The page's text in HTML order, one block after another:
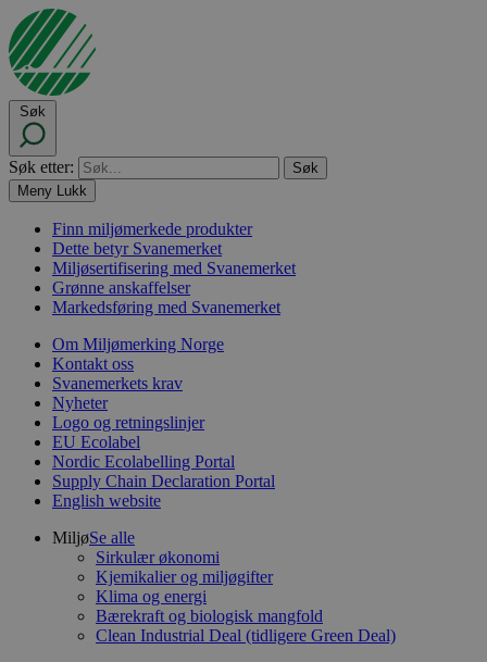
Søk
Søk etter:
Meny Lukk
Finn miljømerkede produkter
Dette betyr Svanemerket
Miljøsertifisering med Svanemerket
Grønne anskaffelser
Markedsføring med Svanemerket
Om Miljømerking Norge
Kontakt oss
Svanemerkets krav
Nyheter
Logo og retningslinjer
EU Ecolabel
Nordic Ecolabelling Portal
Supply Chain Declaration Portal
English website
MiljøSe alle
Sirkulær økonomi
Kjemikalier og miljøgifter
Klima og energi
Bærekraft og biologisk mangfold
Clean Industrial Deal (tidligere Green Deal)